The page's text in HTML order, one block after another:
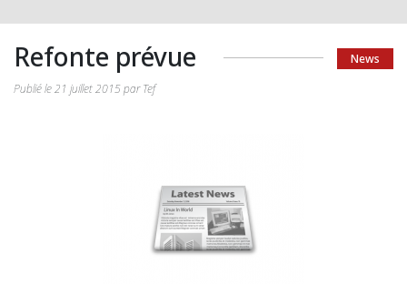
Refonte prévue
News
Publié le 21 juillet 2015 par Tef